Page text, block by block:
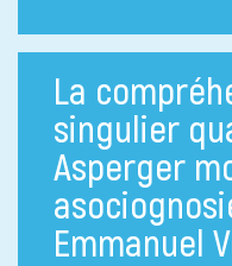
La
singulier
Asperger
Emmanuel